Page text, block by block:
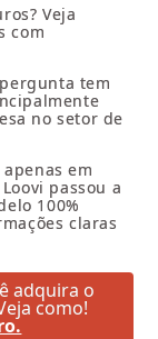
Veja
com
tem
no setor de
em
passou a
100%
claras
adquira o
como!